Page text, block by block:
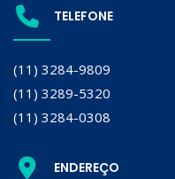
TELEFONE
(11) 3284-9809
(11) 3289-5320
(11) 3284-0308
ENDEREÇO